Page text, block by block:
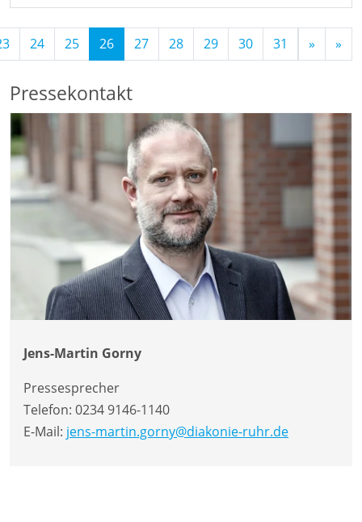
24 25 26(Standort)
27 28 29 30 31 » »
Pressekontakt
Jens-Martin Gorny
Pressesprecher
Telefon: 0234 9146-1140
E-Mail: jens-martin.gorny@diakonie-ruhr.de